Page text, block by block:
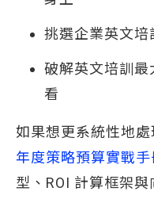
挑選企業英文培
破解英文培訓
看
如果想更系統性地
年度策略預算實戰手
型、ROI 計算框架